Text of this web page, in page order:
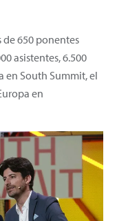
de 650 ponentes
asistentes, 6.500
en South Summit, el
en